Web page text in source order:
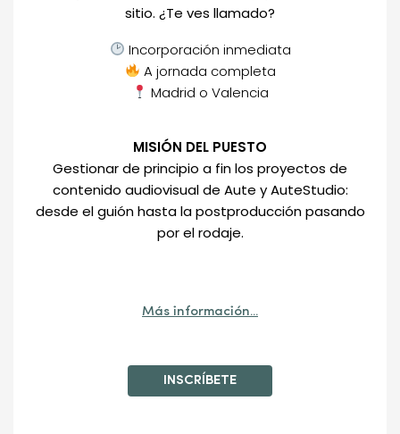
sitio. ¿Te ves llamado?
Incorporación inmediata
A jornada completa
Madrid o Valencia
MISIÓN DEL PUESTO
Gestionar de principio a fin los proyectos de
contenido audiovisual de Aute y AuteStudio:
desde el guión hasta la postproducción pasando
por el rodaje.
Más información...
> Liderar el contenido audiovisual de Aute, nuestro
INSCRÍBETE